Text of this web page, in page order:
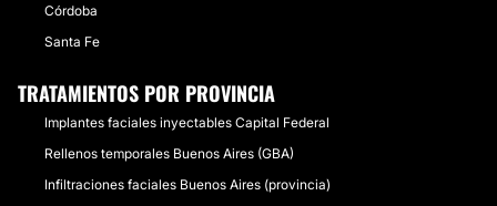
Córdoba
Santa Fe
TRATAMIENTOS POR PROVINCIA
Implantes faciales inyectables Capital Federal
Rellenos temporales Buenos Aires (GBA)
Infiltraciones faciales Buenos Aires (provincia)